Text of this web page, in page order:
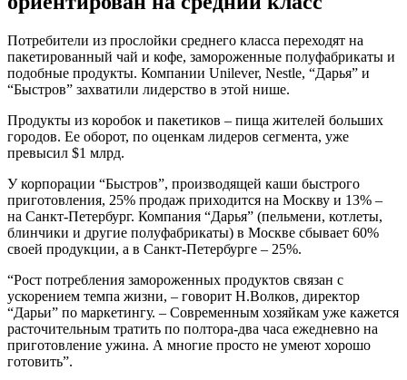
Потребители из прослойки среднего класса переходят на
пакетированный чай и кофе, замороженные полуфабрикаты и
подобные продукты. Компании Unilever, Nestle, “Дарья” и
“Быстров” захватили лидерство в этой нише.
Продукты из коробок и пакетиков – пища жителей больших
городов. Ее оборот, по оценкам лидеров сегмента, уже
превысил $1 млрд.
У корпорации “Быстров”, производящей каши быстрого
приготовления, 25% продаж приходится на Москву и 13% –
на Санкт-Петербург. Компания “Дарья” (пельмени, котлеты,
блинчики и другие полуфабрикаты) в Москве сбывает 60%
своей продукции, а в Санкт-Петербурге – 25%.
“Рост потребления замороженных продуктов связан с
ускорением темпа жизни, – говорит Н.Волков, директор
“Дарьи” по маркетингу. – Современным хозяйкам уже кажется
расточительным тратить по полтора-два часа ежедневно на
приготовление ужина. А многие просто не умеют хорошо
готовить”.